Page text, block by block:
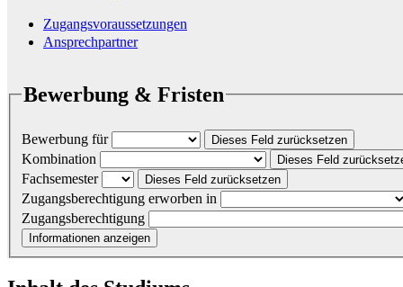
Zugangsvoraussetzungen
Ansprechpartner
Bewerbung & Fristen
Bewerbung für Dieses Feld zurücksetzen
Kombination Dieses Feld
Fachsemester Dieses Feld zurücksetzen
Zugangsberechtigung erworben in
Zugangsberechtigung
Informationen anzeigen